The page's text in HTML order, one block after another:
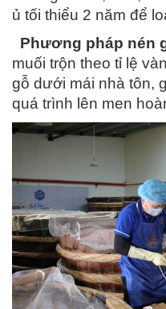
ủ tối thiểu 2 năm để
Phương pháp nén
muối trộn theo tỉ lệ
gỗ dưới mái nhà tôn,
quá trình lên men